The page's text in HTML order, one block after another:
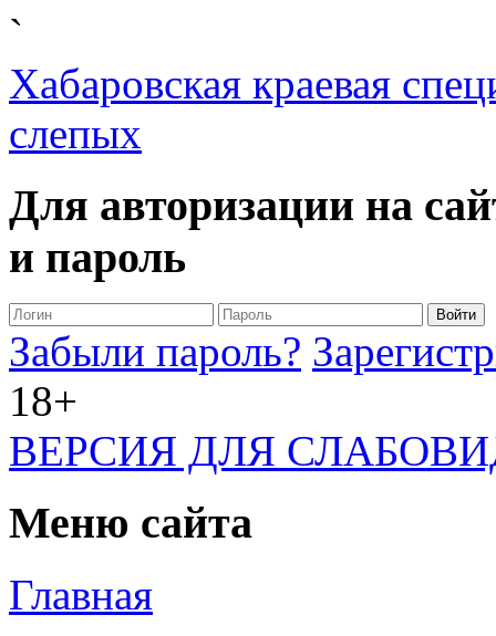
`
Хабаровская краевая
слепых
Для авторизации на
и пароль
Забыли пароль?
18+
ВЕРСИЯ ДЛЯ
Меню сайта
Главная